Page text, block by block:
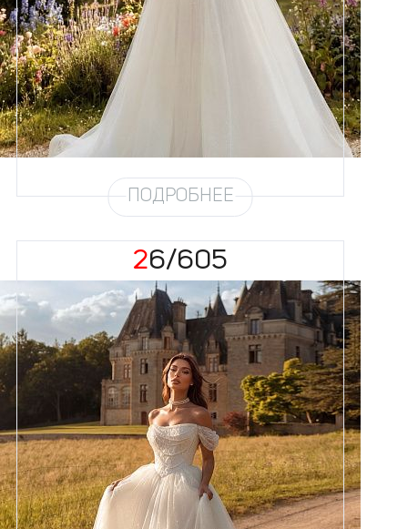
Цвет
Силуэт
Кружево
Бисер, Пайетка, Жемчуг
Юбка
Европейка эконом + глиттер +
Глиттер
Шлейф
ПОДРОБНЕЕ
26/605
Размеры
42, 44, 46, 48, 50, 52, 54, 56,